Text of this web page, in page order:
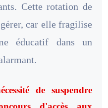
Cette rotation de
car elle fragilise
éducatif dans un
de suspendre